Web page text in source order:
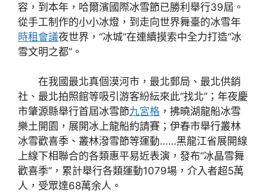
容，到本年，哈爾濱國際冰雪節已勝利舉行39屆。
從手工制作的小小冰燈，到走向世界舞臺的冰雪年
時租會議夜世界，“冰城”在連續摸索中全力打造“冰
雪文明之都”。
在我國最北真個漠河市，最北郵局、最北供銷
社、最北拍照館等吸引游客紛紜來此“找北”；年夜慶
市肇源縣舉行首屆冰雪節九宮格 ，拂曉湖龍船冰雪
樂土開園，展開冰上龍船約請賽；伊春市舉行叢林
冰雪歡喜季、叢林潑雪節等運動……黑龍江省展開線
上線下相聯合的各類惠平易近表演，發布“冰晶雪舞
歡喜季”，累計舉行各類運動1079場，介入者超5萬
人，受眾達68萬余人。